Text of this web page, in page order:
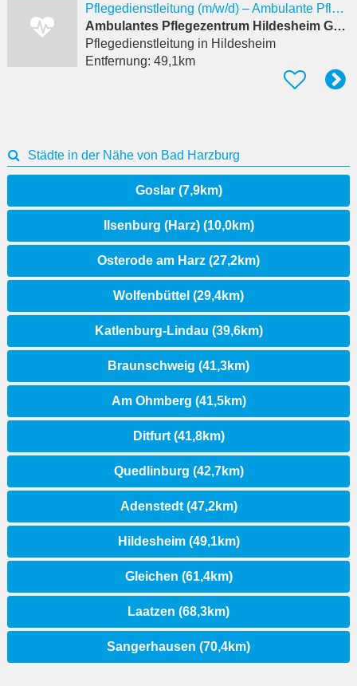
Pflegedienstleitung (m/w/d) – Ambulante Pflege
Ambulantes Pflegezentrum Hildesheim GmbH
Pflegedienstleitung in Hildesheim
Entfernung: 49,1km
Städte in der Nähe von Bad Harzburg
Goslar (7,9km)
Ilsenburg (Harz) (10,0km)
Osterode am Harz (27,2km)
Wolfenbüttel (29,4km)
Katlenburg-Lindau (39,6km)
Braunschweig (41,3km)
Am Ohmberg (41,5km)
Ditfurt (41,8km)
Quedlinburg (42,7km)
Adenstedt (47,2km)
Hildesheim (49,1km)
Gleichen (61,4km)
Laatzen (68,3km)
Sangerhausen (70,4km)